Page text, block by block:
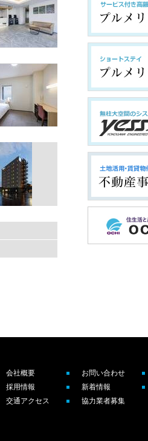
会社概要
採用情報
交通アクセス
お問い合わせ
新着情報
協力業者募集